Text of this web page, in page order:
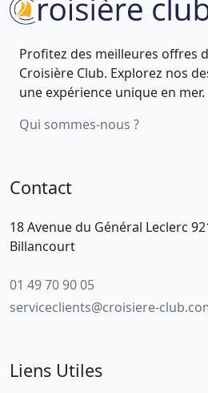
Profitez des meilleures offres
Croisière Club. Explorez nos
une expérience unique en mer.
Qui sommes-nous ?
Contact
18 Avenue du Général Leclerc
Billancourt
01 49 70 90 05
serviceclients@croisiere-
Liens Utiles